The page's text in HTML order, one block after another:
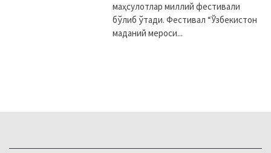
маҳсулотлар миллий фестивали
бўлиб ўтади. Фестивал “Ўзбекистон
маданий мероси...